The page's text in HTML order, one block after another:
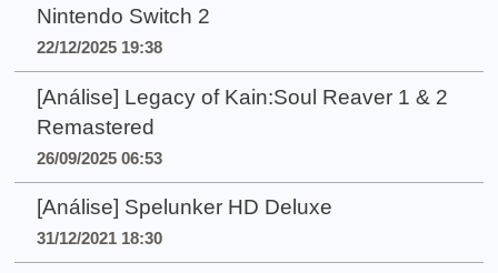
Nintendo Switch 2
22/12/2025 19:38
[Análise] Legacy of Kain:Soul Reaver 1 & 2
Remastered
26/09/2025 06:53
[Análise] Spelunker HD Deluxe
31/12/2021 18:30